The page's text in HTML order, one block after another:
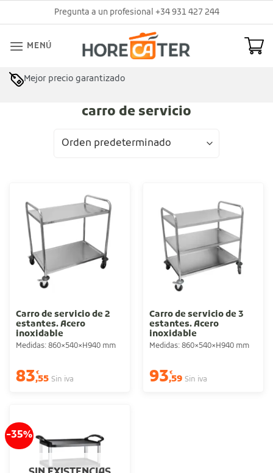
al
Pregunta a un profesional +34 931 427 244
MENÚ
Mejor precio garantizado
carro de servicio
Carro de servicio de 2
estantes. Acero
inoxidable
Medidas: 860×540×H940 mm
83€
,55 Sin iva
Carro de servicio de 3
estantes. Acero
inoxidable
Medidas: 860×540×H940 mm
93€
,59 Sin iva
-35%